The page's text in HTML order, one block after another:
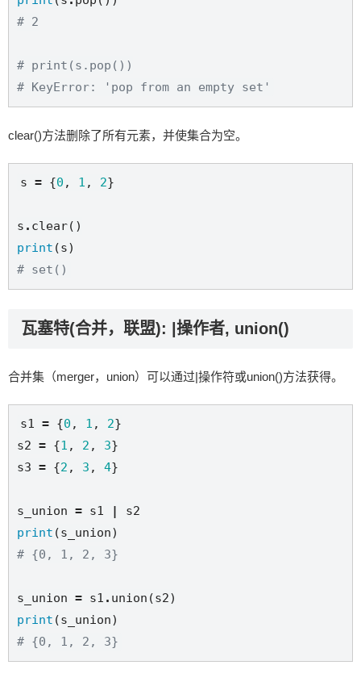
# 2
# print(s.pop())
# KeyError: 'pop from an empty set'
clear()方法删除了所有元素，并使集合为空。
s = {0 , 1 , 2}
s .
print
# set()
瓦塞特(合并，联盟): |操作者, union()
合并集（merger，union）可以通过|操作符或union()方法获得。
s1 = {0 , 1 , 2}
s2 = {1 , 2 , 3}
s3 = {2 , 3 , 4}
s_union = s1
print
# {0, 1, 2, 3}
s_union = s1 .
print
# {0, 1, 2, 3}